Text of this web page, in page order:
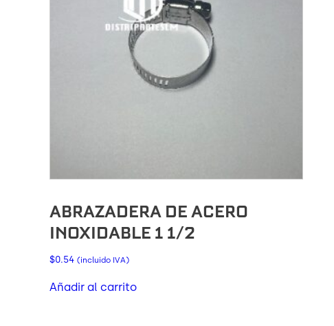
ABRAZADERA DE ACERO
INOXIDABLE 1 1/2
$0.54 (incluido IVA)
Añadir al carrito